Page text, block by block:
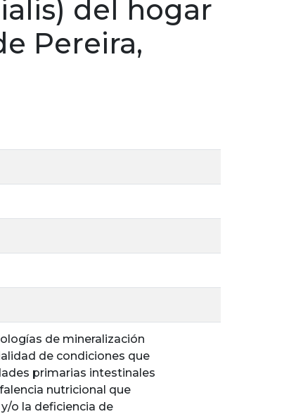
del hogar
Pereira,
de mineralización
de condiciones que
primarias intestinales
nutricional que
o la deficiencia de